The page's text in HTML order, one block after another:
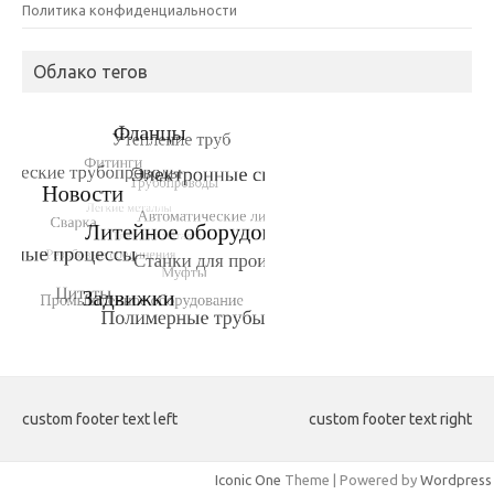
Политика конфиденциальности
Облако тегов
custom footer text left custom footer text right
Iconic One Theme | Powered by Wordpress